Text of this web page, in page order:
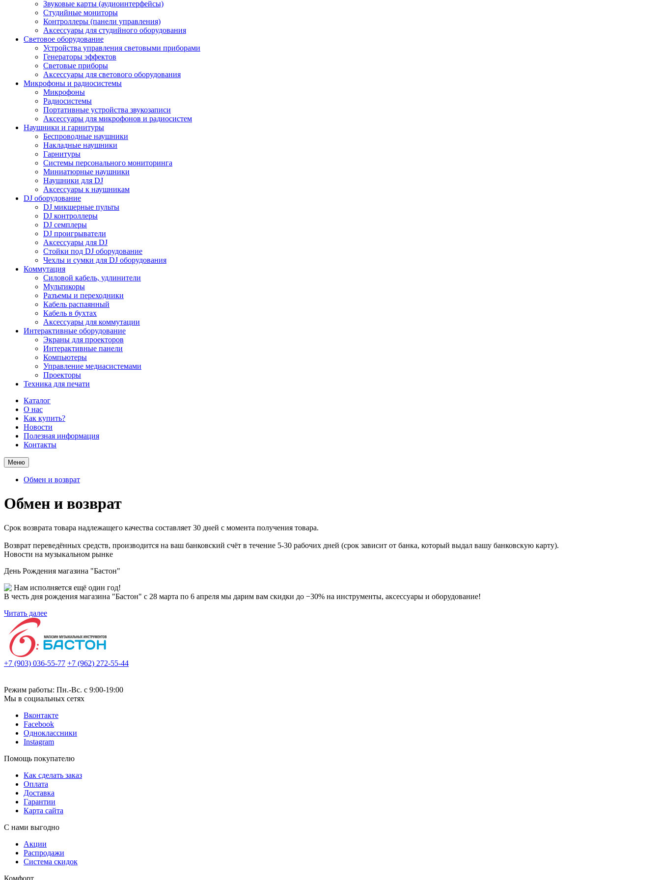
Звуковые карты (аудиоинтерфейсы)
Студийные мониторы
Контроллеры (панели управления)
Аксессуары для студийного оборудования
Световое оборудование
Устройства управления световыми приборами
Генераторы эффектов
Световые приборы
Аксессуары для светового оборудования
Микрофоны и радиосистемы
Микрофоны
Радиосистемы
Портативные устройства звукозаписи
Аксессуары для микрофонов и радиосистем
Наушники и гарнитуры
Беспроводные наушники
Накладные наушники
Гарнитуры
Системы персонального мониторинга
Миниатюрные наушники
Наушники для DJ
Аксессуары к наушникам
DJ оборудование
DJ микшерные пульты
DJ контроллеры
DJ семплеры
DJ проигрыватели
Аксессуары для DJ
Стойки под DJ оборудование
Чехлы и сумки для DJ оборудования
Коммутация
Силовой кабель, удлинители
Мультикоры
Разъемы и переходники
Кабель распаянный
Кабель в бухтах
Аксессуары для коммутации
Интерактивные оборудование
Экраны для проекторов
Интерактивные панели
Компьютеры
Управление медиасистемами
Проекторы
Техника для печати
Каталог
О нас
Как купить?
Новости
Полезная информация
Контакты
Меню
Обмен и возврат
Обмен и возврат
Срок возврата товара надлежащего качества составляет 30 дней с момента получения товара.
Возврат переведённых средств, производится на ваш банковский счёт в течение 5-30 рабочих дней (срок зависит от банка, который выдал вашу банковскую карту).
Новости на музыкальном рынке
День Рождения магазина "Бастон"
Нам исполняется ещё один год!
В честь дня рождения магазина "Бастон" с 28 марта по 6 апреля мы дарим вам скидки до −30% на инструменты, аксессуары и оборудование!
Читать далее
+7 (903) 036-55-77 +7 (962) 272-55-44
Режим работы: Пн.-Вс. с 9:00-19:00
Мы в социальных сетях
Вконтакте
Facebook
Одноклассники
Instagram
Помощь покупателю
Как сделать заказ
Оплата
Доставка
Гарантии
Карта сайта
С нами выгодно
Акции
Распродажи
Система скидок
Комфорт